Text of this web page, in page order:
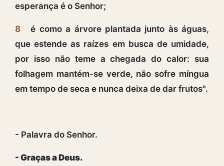
esperança é o Senhor;
8
é como a árvore plantada junto às águas,
que estende as raízes em busca de umidade,
por isso não teme a chegada do calor: sua
folhagem mantém-se verde, não sofre míngua
em tempo de seca e nunca deixa de dar frutos".
- Palavra do Senhor.
- Graças a Deus.